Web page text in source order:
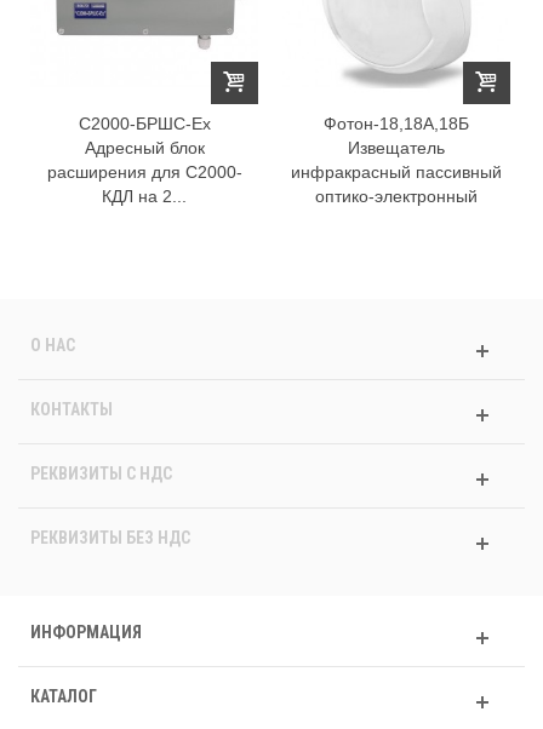
С2000-БРШС-Ех
Адресный блок
расширения для С2000-
КДЛ на 2...
Фотон-18,18А,18Б
Извещатель
инфракрасный пассивный
оптико-электронный
О НАС
КОНТАКТЫ
РЕКВИЗИТЫ C НДС
РЕКВИЗИТЫ БЕЗ НДС
ИНФОРМАЦИЯ
КАТАЛОГ